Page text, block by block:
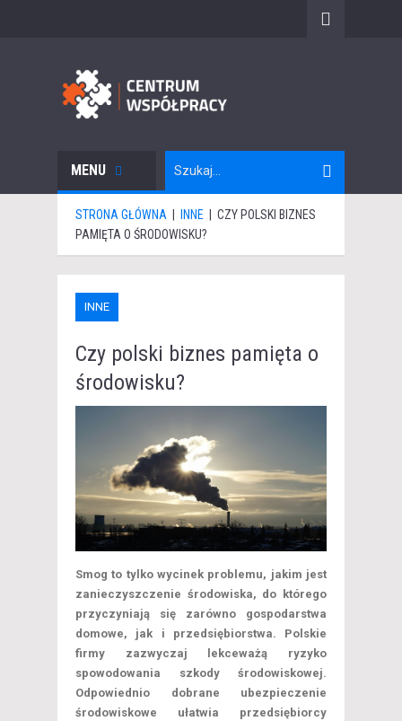
MENU
STRONA GŁÓWNA INNE
CZY POLSKI BIZNES
PAMIĘTA O ŚRODOWISKU?
INNE
Czy polski biznes pamięta o
środowisku?
Smog to tylko wycinek problemu, jakim jest
zanieczyszczenie środowiska, do którego
przyczyniają się zarówno gospodarstwa
domowe, jak i przedsiębiorstwa. Polskie
firmy zazwyczaj lekceważą ryzyko
spowodowania szkody środowiskowej.
Odpowiednio dobrane ubezpieczenie
środowiskowe ułatwia przedsiębiorcy